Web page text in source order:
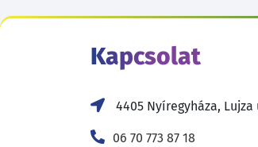
Kapcsolat
4405 Nyíregyháza, Lujza
06 70 773 87 18